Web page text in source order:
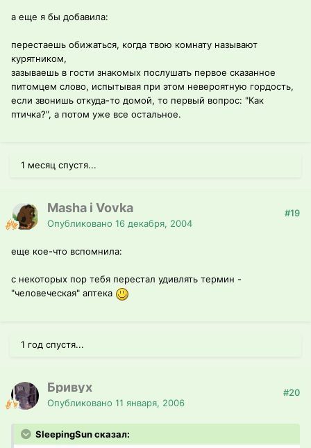
а еще я бы добавила:
перестаешь обижаться, когда твою комнату называют
курятником,
зазываешь в гости знакомых послушать первое сказанное
питомцем слово, испытывая при этом невероятную гордость,
если звонишь откуда-то домой, то первый вопрос: "Как
птичка?", а потом уже все остальное.
1 месяц спустя...
Masha i Vovka
Опубликовано 16 декабря, 2004
#19
еще кое-что вспомнила:
с некоторых пор тебя перестал удивлять термин -
"человеческая" аптека
1 год спустя...
Бривух
Опубликовано 11 января, 2006
#20
SleepingSun сказал: